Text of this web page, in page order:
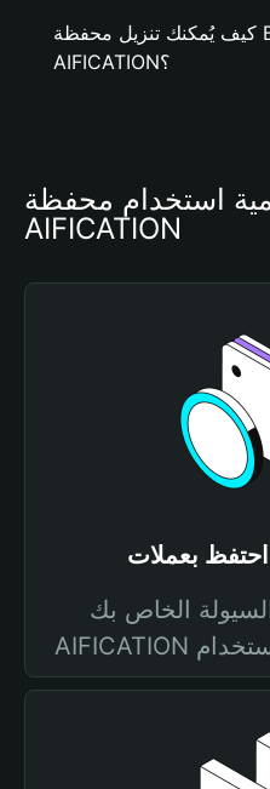
كيف يُمكنك تنزيل محفظة Bitget وإنشاء محفظة
AIFICATION؟
استخدام محفظة
AIFICATION
الخاص بك